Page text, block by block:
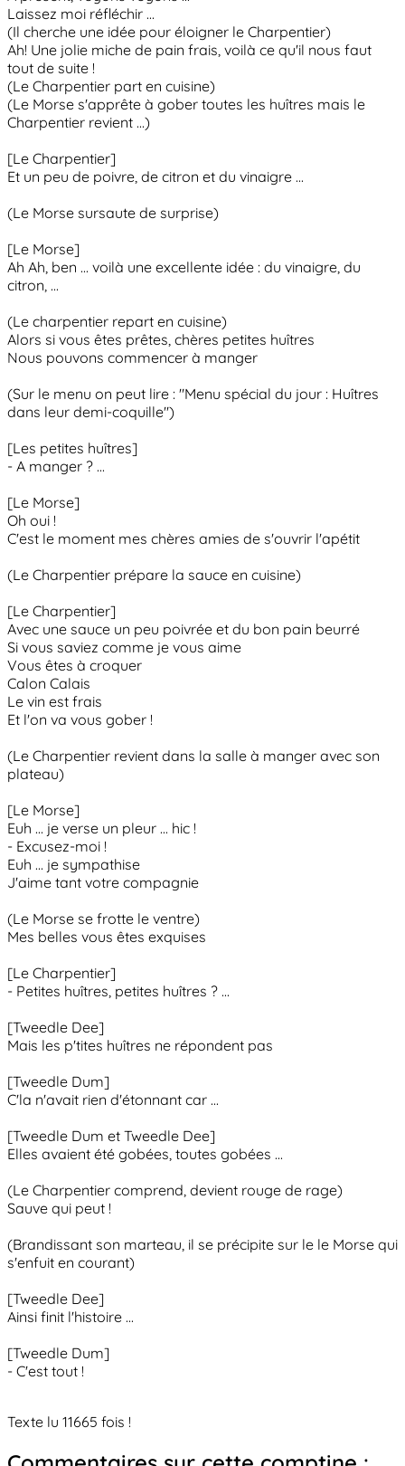
Laissez moi réfléchir ...
(Il cherche une idée pour éloigner le Charpentier)
Ah! Une jolie miche de pain frais, voilà ce qu'il nous faut
tout de suite !
(Le Charpentier part en cuisine)
(Le Morse s'apprête à gober toutes les huîtres mais le
Charpentier revient ...)
[Le Charpentier]
Et un peu de poivre, de citron et du vinaigre ...
(Le Morse sursaute de surprise)
[Le Morse]
Ah Ah, ben ... voilà une excellente idée : du vinaigre, du
citron, ...
(Le charpentier repart en cuisine)
Alors si vous êtes prêtes, chères petites huîtres
Nous pouvons commencer à manger
(Sur le menu on peut lire : "Menu spécial du jour : Huîtres
dans leur demi-coquille")
[Les petites huîtres]
- A manger ? ...
[Le Morse]
Oh oui !
C'est le moment mes chères amies de s'ouvrir l'apétit
(Le Charpentier prépare la sauce en cuisine)
[Le Charpentier]
Avec une sauce un peu poivrée et du bon pain beurré
Si vous saviez comme je vous aime
Vous êtes à croquer
Calon Calais
Le vin est frais
Et l'on va vous gober !
(Le Charpentier revient dans la salle à manger avec son
plateau)
[Le Morse]
Euh ... je verse un pleur ... hic !
- Excusez-moi !
Euh ... je sympathise
J'aime tant votre compagnie
(Le Morse se frotte le ventre)
Mes belles vous êtes exquises
[Le Charpentier]
- Petites huîtres, petites huîtres ? ...
[Tweedle Dee]
Mais les p'tites huîtres ne répondent pas
[Tweedle Dum]
C'la n'avait rien d'étonnant car ...
[Tweedle Dum et Tweedle Dee]
Elles avaient été gobées, toutes gobées ...
(Le Charpentier comprend, devient rouge de rage)
Sauve qui peut !
(Brandissant son marteau, il se précipite sur le le Morse qui
s'enfuit en courant)
[Tweedle Dee]
Ainsi finit l'histoire ...
[Tweedle Dum]
- C'est tout !
Texte lu 11665 fois !